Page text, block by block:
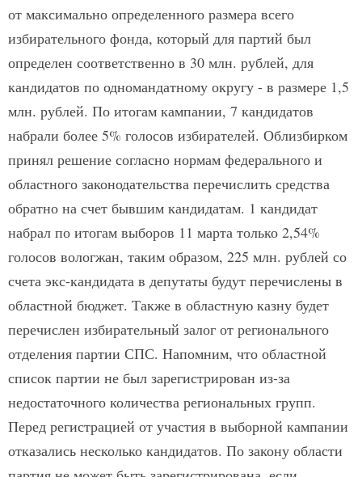
от максимально определенного размера всего
избирательного фонда, который для партий был
определен соответственно в 30 млн. рублей, для
кандидатов по одномандатному округу - в размере 1,5
млн. рублей. По итогам кампании, 7 кандидатов
набрали более 5% голосов избирателей. Облизбирком
принял решение согласно нормам федерального и
областного законодательства перечислить средства
обратно на счет бывшим кандидатам. 1 кандидат
набрал по итогам выборов 11 марта только 2,54%
голосов вологжан, таким образом, 225 млн. рублей со
счета экс-кандидата в депутаты будут перечислены в
областной бюджет. Также в областную казну будет
перечислен избирательный залог от регионального
отделения партии СПС. Напомним, что областной
список партии не был зарегистрирован из-за
недостаточного количества региональных групп.
Перед регистрацией от участия в выборной кампании
отказались несколько кандидатов. По закону области